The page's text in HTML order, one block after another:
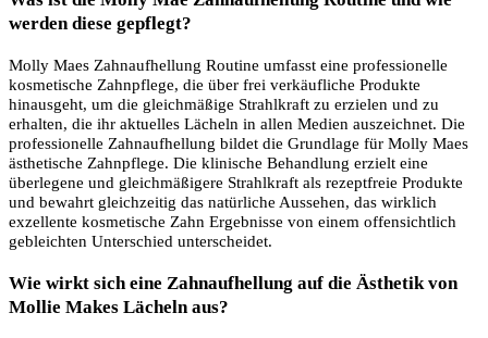
werden diese gepflegt?
Molly Maes Zahnaufhellung Routine umfasst eine professionelle
kosmetische Zahnpflege, die über frei verkäufliche Produkte
hinausgeht, um die gleichmäßige Strahlkraft zu erzielen und zu
erhalten, die ihr aktuelles Lächeln in allen Medien auszeichnet. Die
professionelle Zahnaufhellung bildet die Grundlage für Molly Maes
ästhetische Zahnpflege. Die klinische Behandlung erzielt eine
überlegene und gleichmäßigere Strahlkraft als rezeptfreie Produkte
und bewahrt gleichzeitig das natürliche Aussehen, das wirklich
exzellente kosmetische Zahn Ergebnisse von einem offensichtlich
gebleichten Unterschied unterscheidet.
Wie wirkt sich eine Zahnaufhellung auf die Ästhetik von
Mollie Makes Lächeln aus?